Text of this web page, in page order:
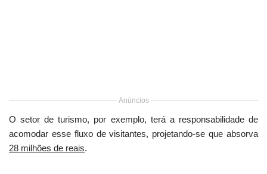
Anúncios
O setor de turismo, por exemplo, terá a responsabilidade de
acomodar esse fluxo de visitantes, projetando-se que absorva
28 milhões de reais.